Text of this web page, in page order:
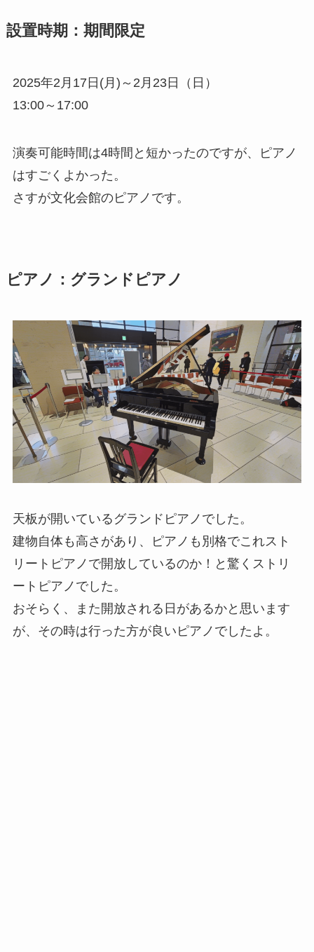
設置時期：期間限定
2025年2月17日(月)～2月23日（日）
13:00～17:00
演奏可能時間は4時間と短かったのですが、ピアノ
はすごくよかった。
さすが文化会館のピアノです。
ピアノ：グランドピアノ
天板が開いているグランドピアノでした。
建物自体も高さがあり、ピアノも別格でこれスト
リートピアノで開放しているのか！と驚くストリ
ートピアノでした。
おそらく、また開放される日があるかと思います
が、その時は行った方が良いピアノでしたよ。